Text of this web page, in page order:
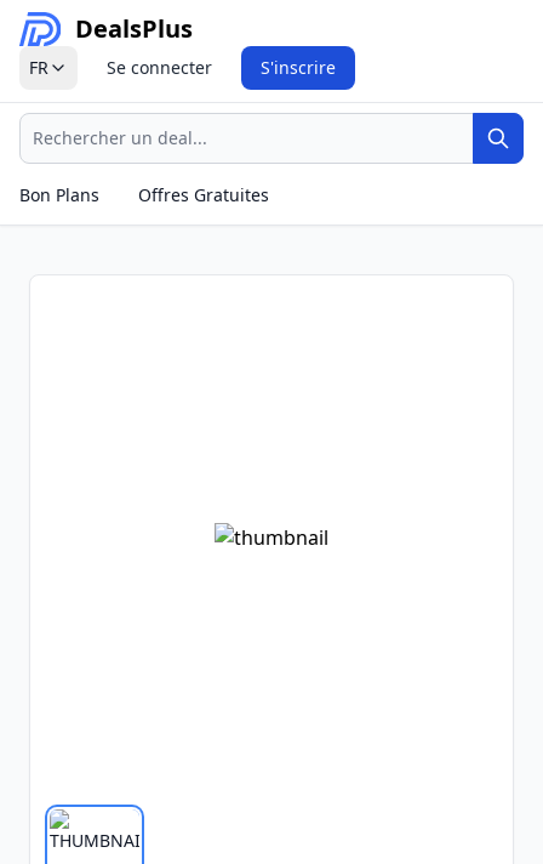
DealsPlus
FR Se connecter S'inscrire
Recherche
Bon Plans
Offres Gratuites